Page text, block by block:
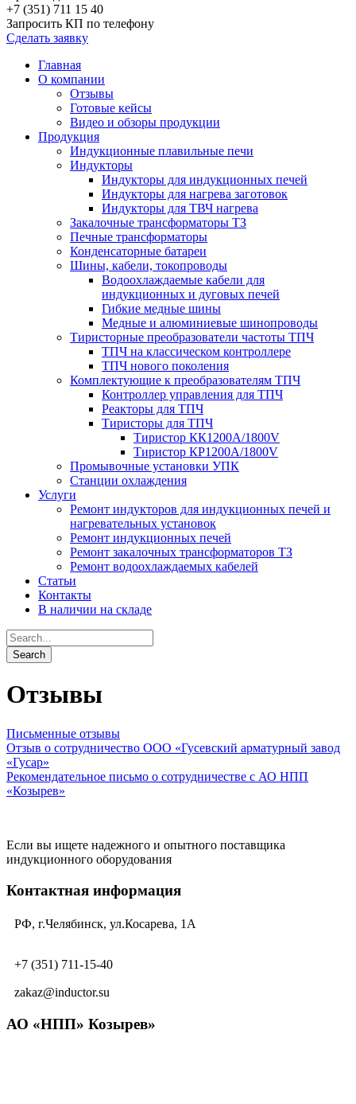
+7 (351) 711 15 40
Запросить КП по телефону
Сделать заявку
Главная
О компании
Отзывы
Готовые кейсы
Видео и обзоры продукции
Продукция
Индукционные плавильные печи
Индукторы
Индукторы для индукционных печей
Индукторы для нагрева заготовок
Индукторы для ТВЧ нагрева
Закалочные трансформаторы ТЗ
Печные трансформаторы
Конденсаторные батареи
Шины, кабели, токопроводы
Водоохлаждаемые кабели для
индукционных и дуговых печей
Гибкие медные шины
Медные и алюминиевые шинопроводы
Тиристорные преобразователи частоты ТПЧ
ТПЧ на классическом контроллере
ТПЧ нового поколения
Комплектующие к преобразователям ТПЧ
Контроллер управления для ТПЧ
Реакторы для ТПЧ
Тиристоры для ТПЧ
Тиристор КК1200А/1800V
Тиристор КP1200А/1800V
Промывочные установки УПК
Станции охлаждения
Услуги
Ремонт индукторов для индукционных печей и
нагревательных установок
Ремонт индукционных печей
Ремонт закалочных трансформаторов ТЗ
Ремонт водоохлаждаемых кабелей
Статьи
Контакты
В наличии на складе
Отзывы
Письменные отзывы
Отзыв о сотрудничество ООО «Гусевский арматурный завод
«Гусар»
Рекомендательное письмо о сотрудничестве с АО НПП
«Козырев»
Если вы ищете надежного и опытного поставщика
индукционного оборудования
Контактная информация
РФ, г.Челябинск, ул.Косарева, 1А
+7 (351) 711-15-40
zakaz@inductor.su
АО «НПП» Козырев»